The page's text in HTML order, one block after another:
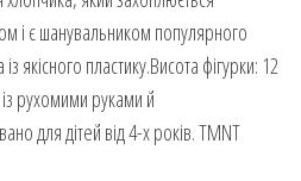
і є шанувальником популярного
якісного пластику.Висота фігурки: 12
рухомими руками й
для дітей від 4-х років. TMNT